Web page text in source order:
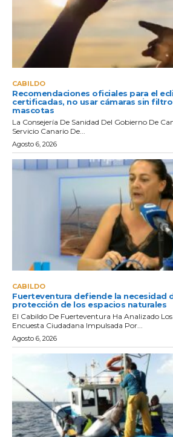
CABILDO
Recomendaciones oficiales para el
certificadas, no usar cámaras sin
mascotas
La Consejería De Sanidad Del Gobierno De
Servicio Canario De...
Agosto 6, 2026
CABILDO
Fuerteventura defiende la necesidad
protección de los espacios naturales
El Cabildo De Fuerteventura Ha Analizado
Encuesta Ciudadana Impulsada Por...
Agosto 6, 2026